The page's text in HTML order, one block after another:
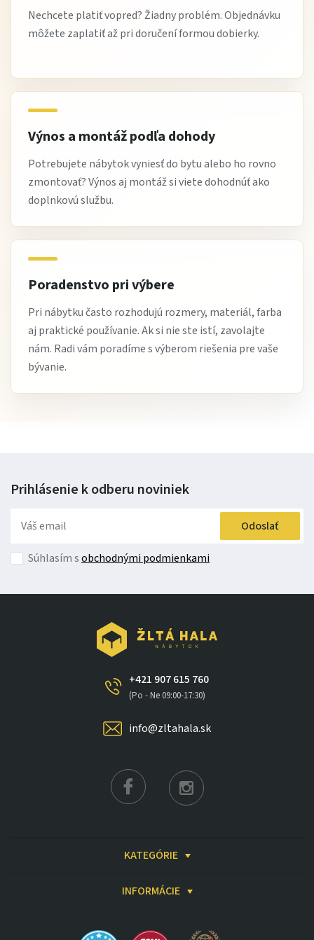
Nechcete platiť vopred? Žiadny problém. Objednávku
môžete zaplatiť až pri doručení formou dobierky.
Výnos a montáž podľa dohody
Potrebujete nábytok vyniesť do bytu alebo ho rovno
zmontovať? Výnos aj montáž si viete dohodnúť ako
doplnkovú službu.
Poradenstvo pri výbere
Pri nábytku často rozhodujú rozmery, materiál, farba
aj praktické používanie. Ak si nie ste istí, zavolajte
nám. Radi vám poradíme s výberom riešenia pre vaše
bývanie.
Prihlásenie k odberu noviniek
Odoslať
Súhlasím sobchodnými podmienkami
+421 907 615 760
(Po - Ne 09:00-17:30)
info@zltahala.sk
KATEGÓRIE
INFORMÁCIE